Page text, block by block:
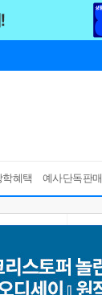
학혜택 예사단독판매